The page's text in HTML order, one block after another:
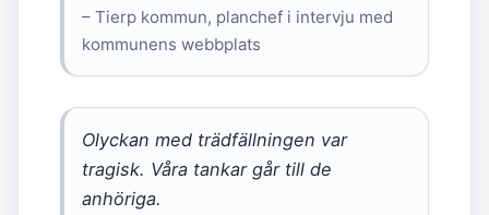
– Tierp kommun, planchef i intervju med
kommunens webbplats
Olyckan med trädfällningen var
tragisk. Våra tankar går till de
anhöriga.